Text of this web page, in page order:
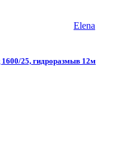
Elena
25, гидроразмыв 12м